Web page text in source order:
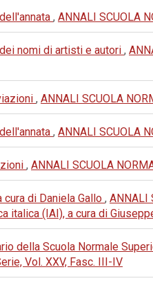
, ANNALI SCUOLA
nomi di artisti e autori ,
, ANNALI SCUOLA
, ANNALI SCUOLA
, ANNALI SCUOLA
cura di Daniela Gallo , ANNALI
italica (IAI), a cura di
della Scuola Normale
Vol. XXV, Fasc. III-IV